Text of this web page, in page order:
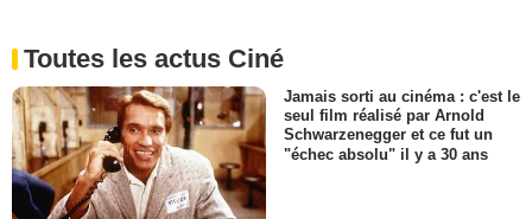
Toutes les actus Ciné
Jamais sorti au cinéma : c'est le
seul film réalisé par Arnold
Schwarzenegger et ce fut un
"échec absolu" il y a 30 ans